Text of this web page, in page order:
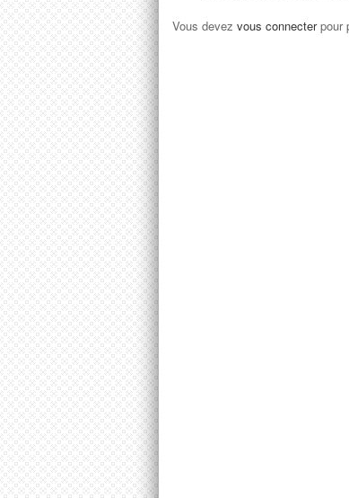
Vous devez vous connecterpour